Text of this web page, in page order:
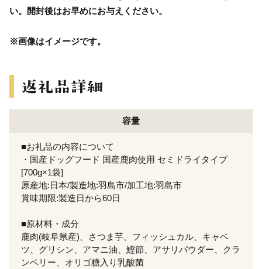
い。開封後はお早めにお与えください。
※画像はイメージです。
容量
■お礼品の内容について
・国産ドッグフード 国産鹿肉使用 セミドライタイプ
[700g×1袋]
原産地:日本/製造地:羽島市/加工地:羽島市
賞味期限:製造日から60日
■原材料・成分
鹿肉(岐阜県産)、さつま芋、フィッシュカル、キャベ
ツ、グリシン、アマニ油、鰹節、アサリパウダー、クラ
ンベリー、オリゴ糖入り乳酸菌